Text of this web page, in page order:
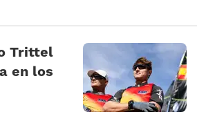
Trittel
en los